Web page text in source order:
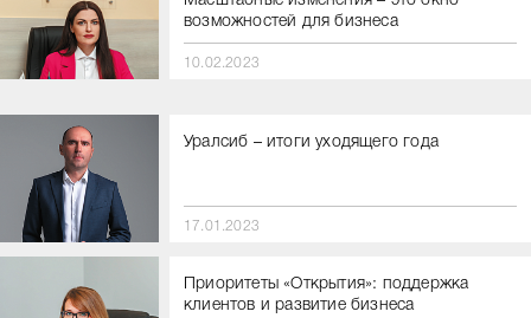
возможностей для бизнеса
10.02.2023
Уралсиб – итоги уходящего года
17.01.2023
Приоритеты «Открытия»: поддержка
клиентов и развитие бизнеса